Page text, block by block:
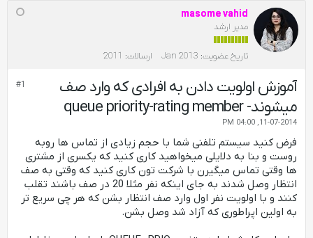
masome vahid
مدیر ارشد
تاریخ عضویت: Jan 2013 ارسالات: 2011
#1
آموزش اولویت دادن به افرادی که وارد صف
میشوند- queue priority-rating member
11-07-2014, 04:00 PM
فرض کنید سیستم تلفنی شما با حجم زیادی از تماس ها روبه
روست و بنا به دلایلی میخواهید کاری کنید که یکسری از مشتری
ها وقتی تماس میگیرن با شرکت تون کاری کنید که وقتی به صف
انتظار وصل شدند به جای اینکه نفر مثلا 20 در صف باشند تقلب
کنند و با اولویت نفر اول وارد صف انتظار بشن که هر چی سریع تر
به اولین اپراطوری که آزاد شد وصل بشن.